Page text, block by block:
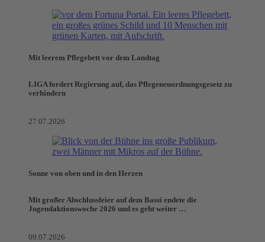
Mit leerem Pflegebett vor dem Landtag
LIGA fordert Regierung auf, das Pflegeneuordnungsgesetz zu
verhindern
27.07.2026
Sonne von oben und in den Herzen
Mit großer Abschlussfeier auf dem Bassi endete die
Jugendaktionswoche 2026 und es geht weiter …
09.07.2026